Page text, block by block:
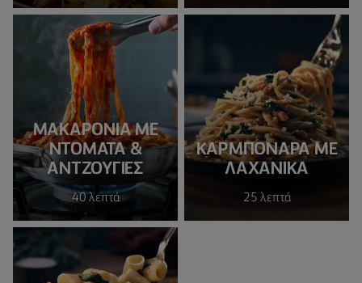
ΜΑΚΑΡΟΝΙΑ ΜΕ
ΝΤΟΜΑΤΑ &
ΑΝΤΖΟΥΓΙΕΣ
40 λεπτά
ΚΑΡΜΠΟΝΑΡΑ ΜΕ
ΛΑΧΑΝΙΚΑ
25 λεπτά